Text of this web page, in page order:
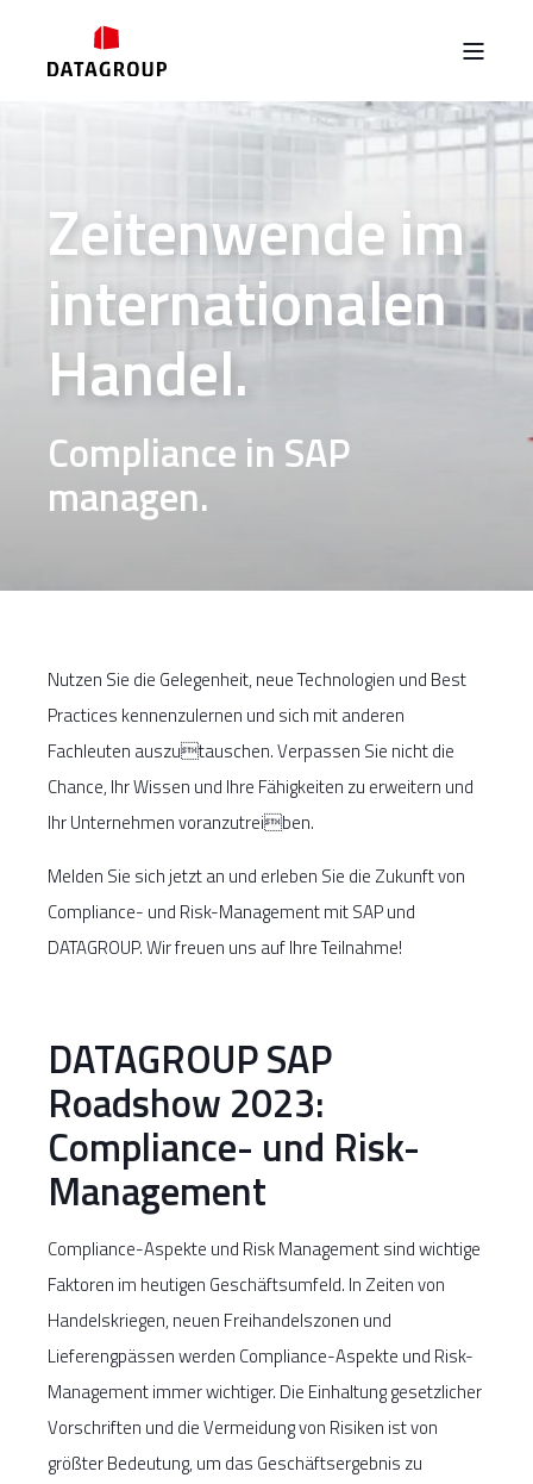
Zeitenwende im
internationalen
Handel.
Compliance in SAP
managen.
Nutzen Sie die Gelegenheit, neue Technologien und Best
Practices kennenzulernen und sich mit anderen
Fachleuten auszutauschen. Verpassen Sie nicht die
Chance, Ihr Wissen und Ihre Fähigkeiten zu erweitern und
Ihr Unternehmen voranzutreiben.
Melden Sie sich jetzt an und erleben Sie die Zukunft von
Compliance- und Risk-Management mit SAP und
DATAGROUP. Wir freuen uns auf Ihre Teilnahme!
DATAGROUP SAP
Roadshow 2023:
Compliance- und Risk-
Management
Compliance-Aspekte und Risk Management sind wichtige
Faktoren im heutigen Geschäftsumfeld. In Zeiten von
Handelskriegen, neuen Freihandelszonen und
Lieferengpässen werden Compliance-Aspekte und Risk-
Management immer wichtiger. Die Einhaltung gesetzlicher
Vorschriften und die Vermeidung von Risiken ist von
größter Bedeutung, um das Geschäftsergebnis zu